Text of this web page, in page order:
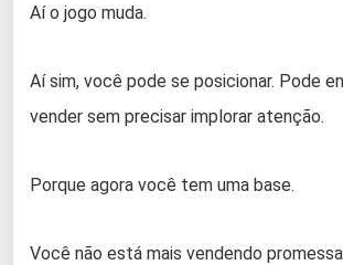
Aí o jogo muda.
Aí sim, você pode se posicionar. Pode
vender sem precisar implorar atenção.
Porque agora você tem uma base.
Você não está mais vendendo